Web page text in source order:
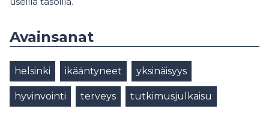
Avainsanat
helsinki ikääntyneet yksinäisyys
hyvinvointi terveys tutkimusjulkaisu